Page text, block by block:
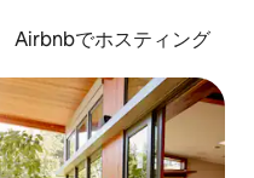
Airbnbでホスティング